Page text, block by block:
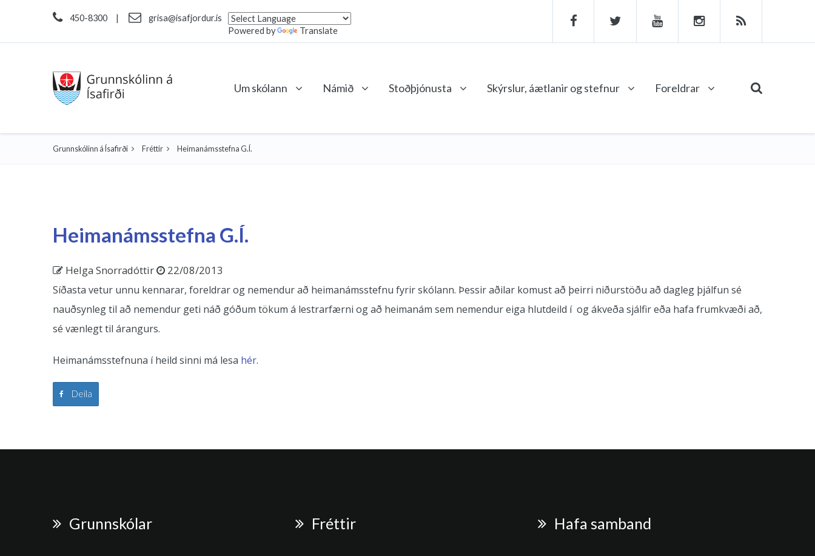
450-8300 |
grisa@isafjordur.is
Powered by
Translate
Um skólann Námið Stoðþjónusta Skýrslur, áætlanir og stefnur Foreldrar
Grunnskólinn á Ísafirði Fréttir Heimanámsstefna G.Í.
Heimanámsstefna G.Í.
Helga Snorradóttir 22/08/2013
Síðasta vetur unnu kennarar, foreldrar og nemendur að heimanámsstefnu fyrir skólann. Þessir aðilar komust að þeirri niðurstöðu að dagleg þjálfun sé
nauðsynleg til að nemendur geti náð góðum tökum á lestrarfærni og að heimanám sem nemendur eiga hlutdeild í og ákveða sjálfir eða hafa frumkvæði að,
sé vænlegt til árangurs.
Heimanámsstefnuna í heild sinni má lesa hér.
Deila
Grunnskólar Fréttir Hafa samband